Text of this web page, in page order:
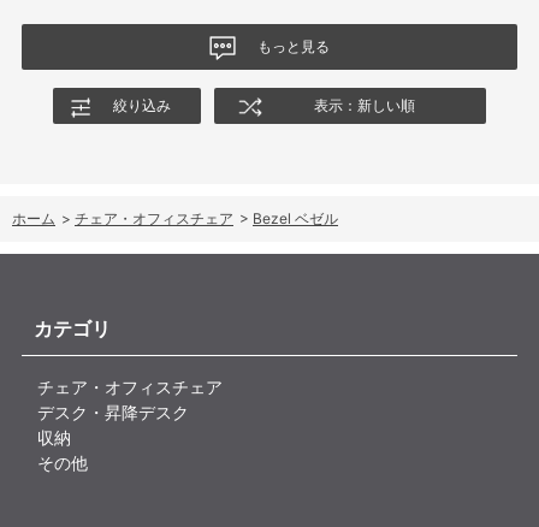
もっと見る
絞り込み 表示：新しい順
ホーム > チェア・オフィスチェア > Bezel ベゼル
カテゴリ
チェア・オフィスチェア
デスク・昇降デスク
収納
その他